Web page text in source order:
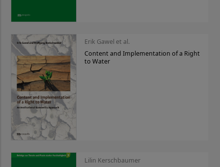
Erik Gawel et al.
Content and Implementation of a Right
to Water
Lilin Kerschbaumer